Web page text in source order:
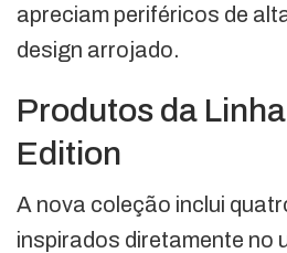
apreciam periféricos de
design arrojado.
Produtos da
Edition
A nova coleção inclui
inspirados diretamente no